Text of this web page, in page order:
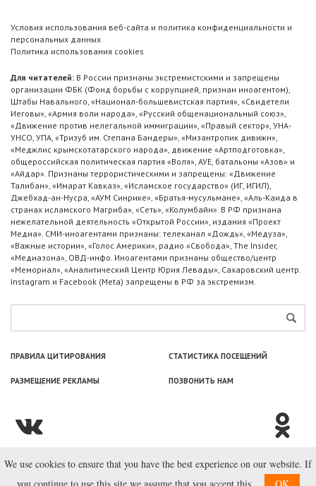
Условия использования веб-сайта и политика конфиденциальности и
персональных данных
Политика использования cookies
Для читателей: В России признаны экстремистскими и запрещены
организации ФБК (Фонд борьбы с коррупцией, признан иноагентом),
Штабы Навального, «Национал-большевистская партия», «Свидетели
Иеговы», «Армия воли народа», «Русский общенациональный союз»,
«Движение против нелегальной иммиграции», «Правый сектор», УНА-
УНСО, УПА, «Тризуб им. Степана Бандеры», «Мизантропик дивижн»,
«Меджлис крымскотатарского народа», движение «Артподготовка»,
общероссийская политическая партия «Воля», АУЕ, батальоны «Азов» и
«Айдар». Признаны террористическими и запрещены: «Движение
Талибан», «Имарат Кавказ», «Исламское государство» (ИГ, ИГИЛ),
Джебхад-ан-Нусра, «АУМ Синрике», «Братья-мусульмане», «Аль-Каида в
странах исламского Магриба», «Сеть», «Колумбайн». В РФ признана
нежелательной деятельность «Открытой России», издания «Проект
Медиа». СМИ-иноагентами признаны: телеканал «Дождь», «Медуза»,
«Важные истории», «Голос Америки», радио «Свобода», The Insider,
«Медиазона», ОВД-инфо. Иноагентами признаны общество/центр
«Мемориал», «Аналитический Центр Юрия Левады», Сахаровский центр.
Instagram и Facebook (Metа) запрещены в РФ за экстремизм.
ПРАВИЛА ЦИТИРОВАНИЯ СТАТИСТИКА ПОСЕЩЕНИЙ
РАЗМЕЩЕНИЕ РЕКЛАМЫ ПОЗВОНИТЬ НАМ
© ООО «Лаборатория Новоcтей», 2003—2026.
We use cookies to ensure that you have the best experience on our website. If